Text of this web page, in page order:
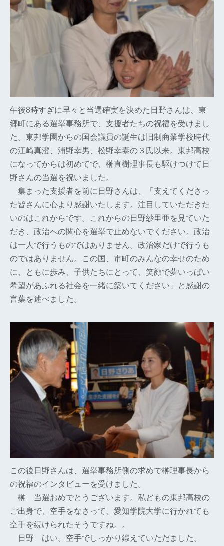
午後8時すぎに早々と当選確実を決めた日野さんは、東
郷町にある選挙事務所で、支援者たちの祝福を受けまし
た。東邦学園からの国会議員の誕生は旧制商業学校時代
の江崎真澄、浦野幸男、松野幸泰の３氏以来。東邦高校
になってからは初めてで、榊直樹理事長も駆けつけて日
野さんの当選を祝いました。
集まった支援者を前に日野さんは、「支えてくださっ
た皆さんに心より感謝いたします。注目していただきた
いのはこれからです。これからの日野紗里亜を見ていた
だき、政治への関心を選挙で止めないでください。政治
は一人で行うものではありません。政治家だけで行うも
のではありません。この国、市町のみんなの幸せのため
に、ともに歩み、子供たちにとって、笑顔で夢いっぱい
希望があふれる社会を一緒に築いてください」と感謝の
言葉を述べました。
この後日野さんは、選挙事務所側の求めで榊理事長から
の祝福のインタビューを受けました。
榊 当選おめでとうございます。私どもの東邦高校の
ご出身で、空手をなさって、愛知学院大学に行かれても
空手を続けられたそうですね。。
日野 はい。空手でしっかり鍛えていただました。